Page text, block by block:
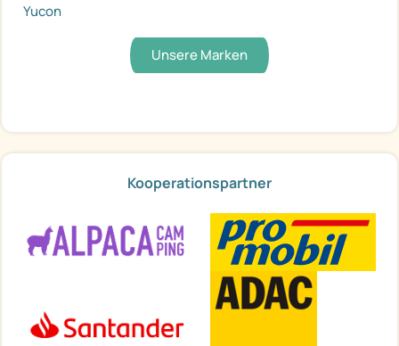
Yucon
Unsere Marken
Kooperationspartner